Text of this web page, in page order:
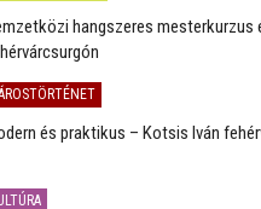
hangszeres mesterkurzus
és praktikus – Kotsis Iván